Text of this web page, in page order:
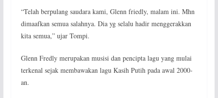
“Telah berpulang saudara kami, Glenn friedly, malam ini. Mhn
dimaafkan semua salahnya. Dia yg selalu hadir menggerakkan
kita semua,” ujar Tompi.
Glenn Fredly merupakan musisi dan pencipta lagu yang mulai
terkenal sejak membawakan lagu Kasih Putih pada awal 2000-
an.